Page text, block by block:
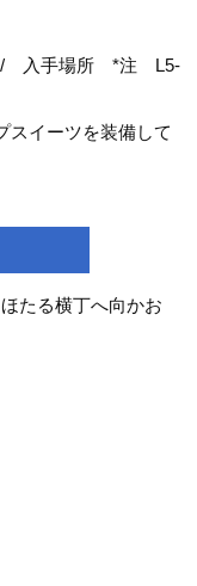
/ 入手場所 *注 L5-
イーツを装備して
たる横丁へ向かお